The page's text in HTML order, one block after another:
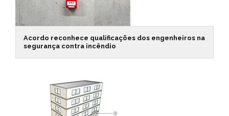
Acordo reconhece qualificações dos engenheiros na
segurança contra incêndio